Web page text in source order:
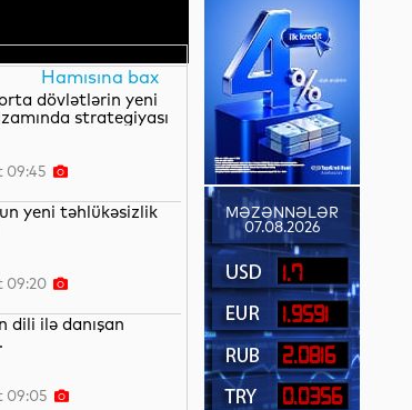
Hamısına bax
dövlətlərin yeni
strategiyası
09:45
yeni təhlükəsizlik
09:20
dili ilə danışan
09:05
MƏZƏNNƏLƏR
07.08.2026
1.7
1.9591
2.0816
0.0356